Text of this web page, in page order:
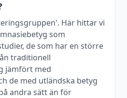
Här hittar vi
som
de som har en större
traditionell
jämfört med
de med utländska betyg
andra sätt än för